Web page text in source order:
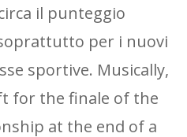
il punteggio
per i nuovi
sportive. Musically,
for the finale of the
at the end of a